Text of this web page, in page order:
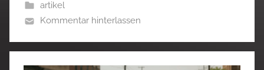
artikel
Kommentar hinterlassen